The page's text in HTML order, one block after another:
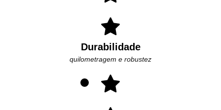
Durabilidade
quilometragem e robustez